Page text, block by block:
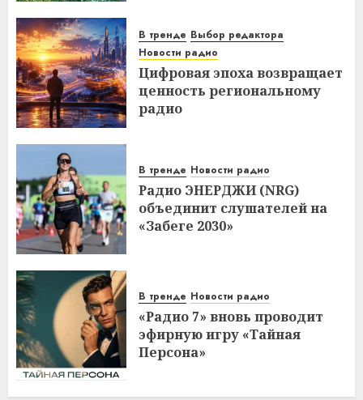
В тренде Выбор редактора
Новости радио
Цифровая эпоха возвращает
ценность региональному
радио
В тренде Новости радио
Радио ЭНЕРДЖИ (NRG)
объединит слушателей на
«Забеге 2030»
В тренде Новости радио
«Радио 7» вновь проводит
эфирную игру «Тайная
Персона»